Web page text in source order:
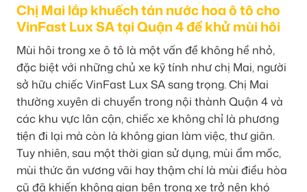
Chị Mai lắp khuếch tán nước hoa ô tô cho
VinFast Lux SA tại Quận 4 để khử mùi hôi
Mùi hôi trong xe ô tô là một vấn đề không hề nhỏ,
đặc biệt với những chủ xe kỹ tính như chị Mai, người
sở hữu chiếc VinFast Lux SA sang trọng. Chị Mai
thường xuyên di chuyển trong nội thành Quận 4 và
các khu vực lân cận, chiếc xe không chỉ là phương
tiện đi lại mà còn là không gian làm việc, thư giãn.
Tuy nhiên, sau một thời gian sử dụng, mùi ẩm mốc,
mùi thức ăn vương vãi hay thậm chí là mùi điều hòa
cũ đã khiến không gian bên trong xe trở nên khó